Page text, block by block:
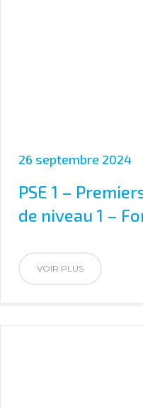
26 septembre 2024
PSE 1 –
de niveau 1 –
VOIR PLUS